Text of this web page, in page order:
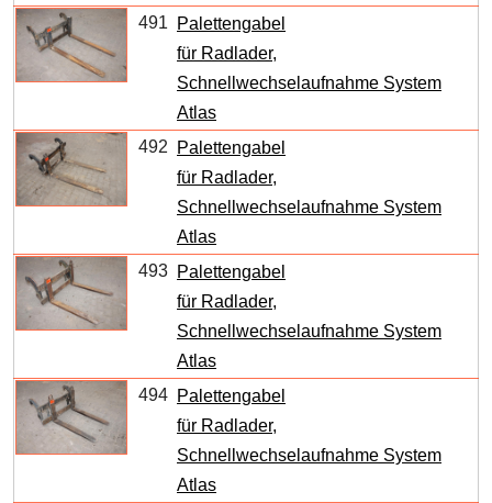
491
Palettengabel
für Radlader,
Schnellwechselaufnahme System
Atlas
492
Palettengabel
für Radlader,
Schnellwechselaufnahme System
Atlas
493 Palettengabel
für Radlader,
Schnellwechselaufnahme System
Atlas
494 Palettengabel
für Radlader,
Schnellwechselaufnahme System
Atlas